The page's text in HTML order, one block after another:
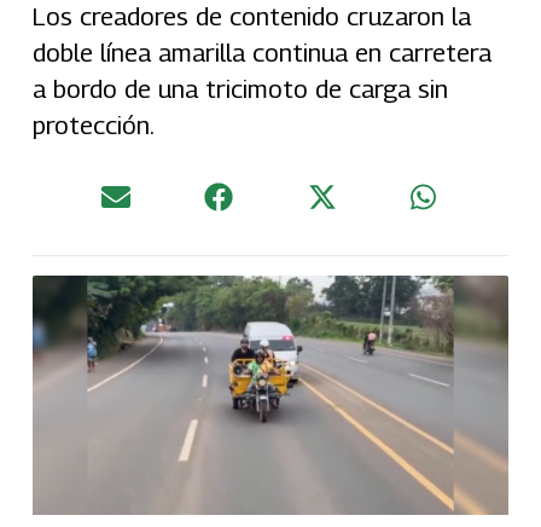
Los creadores de contenido cruzaron la
doble línea amarilla continua en carretera
a bordo de una tricimoto de carga sin
protección.